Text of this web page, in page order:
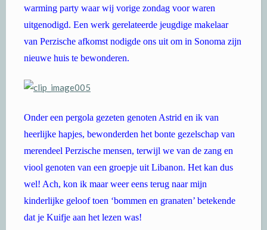
warming party waar wij vorige zondag voor waren
uitgenodigd. Een werk gerelateerde jeugdige makelaar
van Perzische afkomst nodigde ons uit om in Sonoma zijn
nieuwe huis te bewonderen.
Onder een pergola gezeten genoten Astrid en ik van
heerlijke hapjes, bewonderden het bonte gezelschap van
merendeel Perzische mensen, terwijl we van de zang en
viool genoten van een groepje uit Libanon. Het kan dus
wel! Ach, kon ik maar weer eens terug naar mijn
kinderlijke geloof toen ‘bommen en granaten’ betekende
dat je Kuifje aan het lezen was!